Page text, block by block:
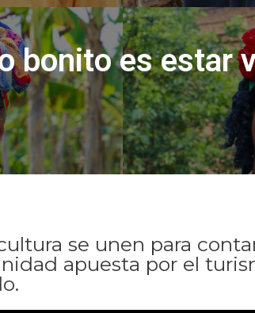
bonito es estar
se unen para
apuesta por el